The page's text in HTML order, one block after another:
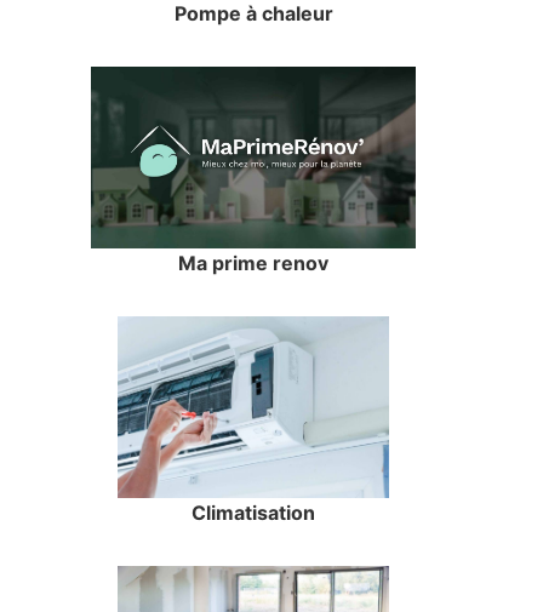
Pompe à chaleur
Ma prime renov
Climatisation